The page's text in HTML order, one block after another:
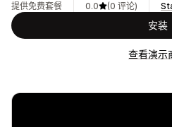
提供免费套餐
0.0
(0 评论)
安装
查看演示